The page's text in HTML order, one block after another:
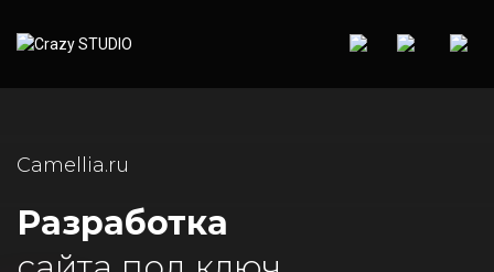
Camellia.ru
Разработка